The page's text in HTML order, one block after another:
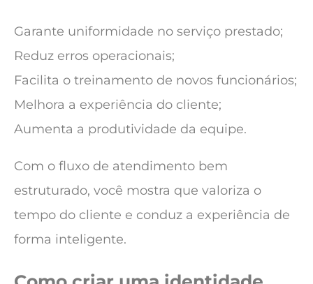
Garante uniformidade no serviço prestado;
Reduz erros operacionais;
Facilita o treinamento de novos funcionários;
Melhora a experiência do cliente;
Aumenta a produtividade da equipe.
Com o fluxo de atendimento bem
estruturado, você mostra que valoriza o
tempo do cliente e conduz a experiência de
forma inteligente.